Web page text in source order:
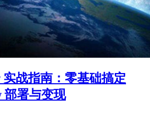
实战指南：零基础搞定
部署与变现